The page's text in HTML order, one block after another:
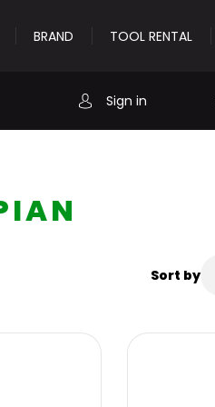
BRAND TOOL RENTAL
Sign in
Sort by